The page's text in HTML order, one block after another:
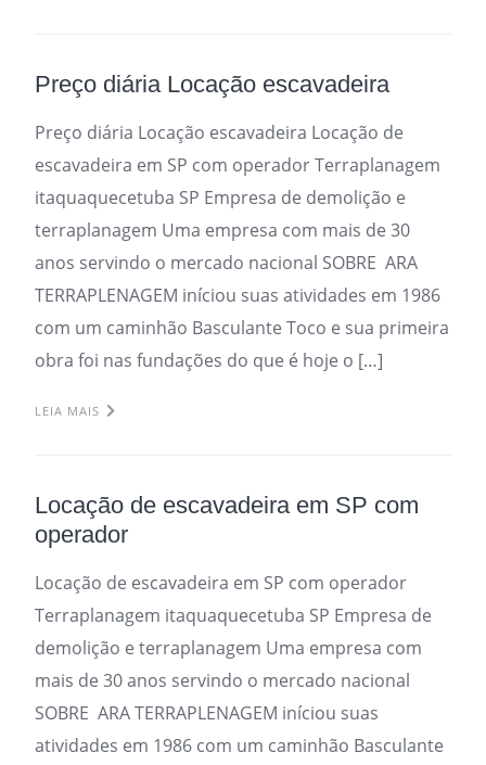
Preço diária Locação escavadeira
Preço diária Locação escavadeira Locação de
escavadeira em SP com operador Terraplanagem
itaquaquecetuba SP Empresa de demolição e
terraplanagem Uma empresa com mais de 30
anos servindo o mercado nacional SOBRE ARA
TERRAPLENAGEM iníciou suas atividades em 1986
com um caminhão Basculante Toco e sua primeira
obra foi nas fundações do que é hoje o […]
LEIA MAIS
Locação de escavadeira em SP com
operador
Locação de escavadeira em SP com operador
Terraplanagem itaquaquecetuba SP Empresa de
demolição e terraplanagem Uma empresa com
mais de 30 anos servindo o mercado nacional
SOBRE ARA TERRAPLENAGEM iníciou suas
atividades em 1986 com um caminhão Basculante